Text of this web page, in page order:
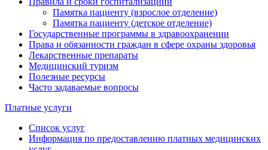
Памятка пациенту (взрослое отделение)
Памятка пациенту (детское отделение)
Государственные программы в здравоохранении
Права и обязанности граждан в сфере охраны здоровья
Лекарственные препараты
Медицинский туризм
Полезные ресурсы
Часто задаваемые вопросы
Платные услуги
Список услуг
Информация по предоставлению платных медицинских